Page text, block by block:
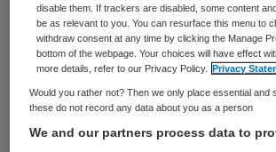
onvoldoende onderscheidend.
Dat meldt platform GGZtotaal
een brief aan de Tweede Kamer
minister het besluit uit om af te
disable them. If trackers are disabled, some content
be as relevant to you. You can resurface this menu to
withdraw consent at any time by clicking the Manage
bottom of the webpage. Your choices will have effect
more details, refer to our Privacy Policy.
Privacy
Would you rather not? Then we only place essential and
these do not record any data about you as a person
We and our partners process data to